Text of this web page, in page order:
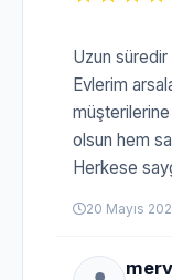
Uzun süredir
Evlerim
müşterilerine
olsun hem
Herkese
20 Mayıs